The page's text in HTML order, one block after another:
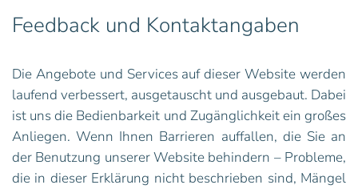
Feedback und Kontaktangaben
Die Angebote und Services auf dieser Website werden
laufend verbessert, ausgetauscht und ausgebaut. Dabei
ist uns die Bedienbarkeit und Zugänglichkeit ein großes
Anliegen. Wenn Ihnen Barrieren auffallen, die Sie an
der Benutzung unserer Website behindern – Probleme,
die in dieser Erklärung nicht beschrieben sind, Mängel